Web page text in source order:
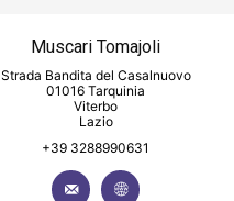
Muscari Tomajoli
Strada Bandita del Casalnuovo
01016 Tarquinia
Viterbo
Lazio
+39 3288990631